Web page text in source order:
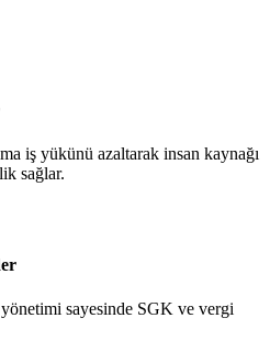
iş yükünü azaltarak insan kaynağı
sağlar.
sayesinde SGK ve vergi